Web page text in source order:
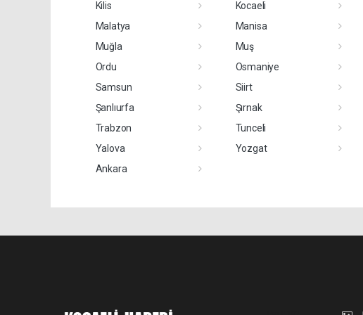
Kilis
Kocaeli
Malatya
Manisa
Muğla
Muş
Ordu
Osmaniye
Samsun
Siirt
Şanlıurfa
Şırnak
Trabzon
Tunceli
Yalova
Yozgat
Ankara